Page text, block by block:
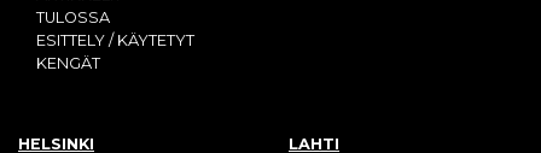
TULOSSA
ESITTELY / KÄYTETYT
KENGÄT
HELSINKI LAHTI